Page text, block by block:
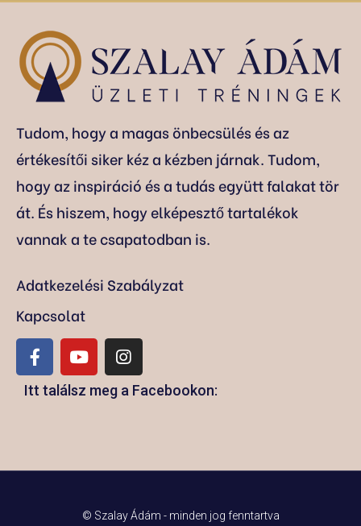
Tudom, hogy a magas önbecsülés és az
értékesítői siker kéz a kézben járnak. Tudom,
hogy az inspiráció és a tudás együtt falakat tör
át. És hiszem, hogy elképesztő tartalékok
vannak a te csapatodban is.
Adatkezelési Szabályzat
Kapcsolat
Itt találsz meg a Facebookon:
© Szalay Ádám - minden jog fenntartva